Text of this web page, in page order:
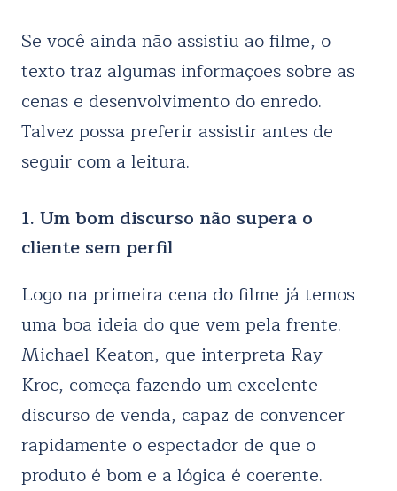
Se você ainda não assistiu ao filme, o
texto traz algumas informações sobre as
cenas e desenvolvimento do enredo.
Talvez possa preferir assistir antes de
seguir com a leitura.
1. Um bom discurso não supera o
cliente sem perfil
Logo na primeira cena do filme já temos
uma boa ideia do que vem pela frente.
Michael Keaton, que interpreta Ray
Kroc, começa fazendo um excelente
discurso de venda, capaz de convencer
rapidamente o espectador de que o
produto é bom e a lógica é coerente.